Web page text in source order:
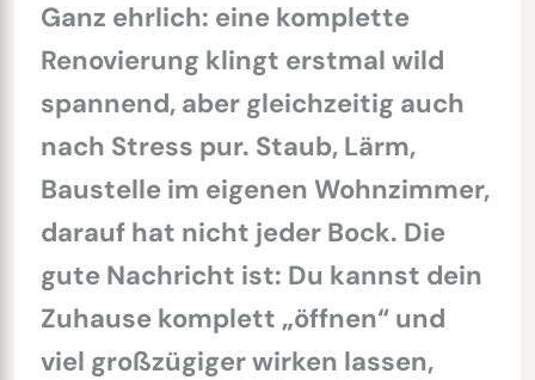
Ganz ehrlich: eine komplette
Renovierung klingt erstmal wild
spannend, aber gleichzeitig auch
nach Stress pur. Staub, Lärm,
Baustelle im eigenen Wohnzimmer,
darauf hat nicht jeder Bock. Die
gute Nachricht ist: Du kannst dein
Zuhause komplett „öffnen“ und
viel großzügiger wirken lassen,